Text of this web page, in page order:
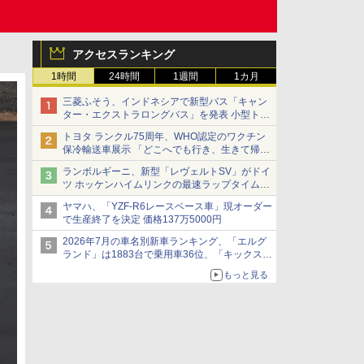
アクセスランキング
1時間 24時間 1週間 1カ月
三菱ふそう、インドネシアで新型バス「キャン
ター・エクストラロングバス」を発表 小型トラ
ックベースの観光・旅客輸送向けバス
トヨタ ランクル75周年、WHO認定のワクチン
保冷輸送車展示 「どこへでも行き、生きて帰っ
てこられる」ランドクルーザーで命をつなぐ
ランボルギーニ、新型「レヴェルトSV」がドイ
ツ ホッケンハイムリンクの最速ラップタイムを
記録
ヤマハ、「YZF-R6レースベース車」現オーダー
で生産終了を決定 価格137万5000円
2026年7月の車名別新車ランキング、「エルグ
ランド」は1883台で乗用車36位、「キックス」
もっと見る